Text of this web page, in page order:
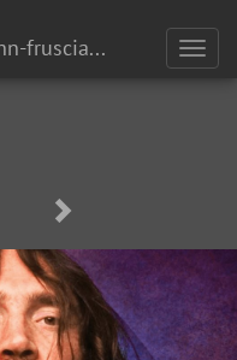
Джон Фрусчанте